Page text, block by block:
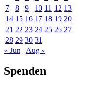
7
8 9 10 11 12 13
14 15 16 17 18 19 20
21 22 23 24 25 26 27
28 29 30 31
« Jun
Aug »
Spenden